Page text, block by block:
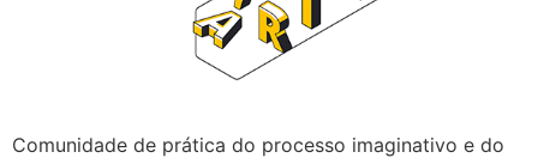
Comunidade de prática do processo imaginativo e do